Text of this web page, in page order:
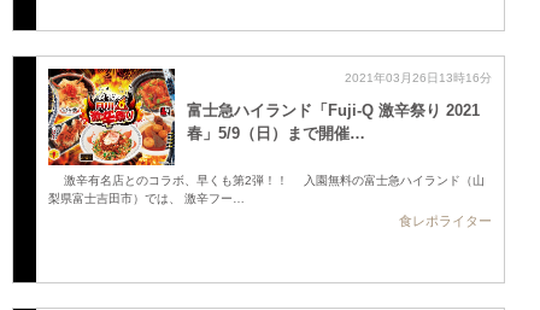
2021年03月26日13時16分
富士急ハイランド「Fuji‐Q 激辛祭り 2021
春」5/9（日）まで開催…
激辛有名店とのコラボ、早くも第2弾！！ 入園無料の富士急ハイランド（山
梨県富士吉田市）では、 激辛フー…
食レポライター